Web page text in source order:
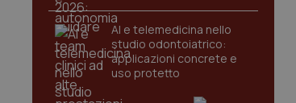
AI e telemedicina nello
studio odontoiatrico:
applicazioni concrete e
uso protetto